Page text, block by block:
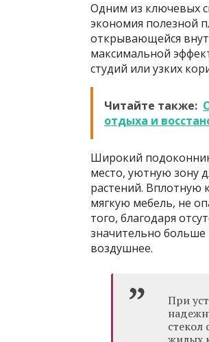
Одним из ключевых
экономия полезной
открывающейся
максимальной
студий или узких
Читайте также:
отдыха и
Широкий
место, уютную зону
растений. Вплотную
мягкую мебель, не
того, благодаря
значительно
воздушнее.
При
стекол